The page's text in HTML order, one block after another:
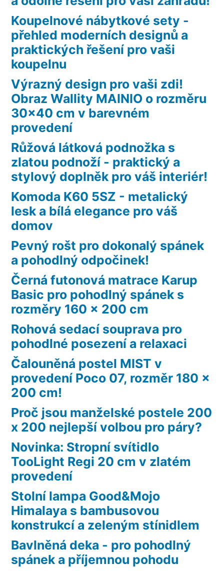
Koupelnové nábytkové sety -
přehled moderních designů a
praktických řešení pro vaši
koupelnu
Výrazný design pro vaši zdi!
Obraz Wallity MAINIO o rozměru
30×40 cm v barevném
provedení
Růžová látková podnožka s
zlatou podnoží - praktický a
stylový doplněk pro váš interiér!
Komoda K60 5SZ - metalický
lesk a bílá elegance pro váš
domov
Pevný rošt pro dokonalý spánek
a pohodlný odpočinek!
Černá futonová matrace Karup
Basic pro pohodlný spánek s
rozměry 160 x 200 cm
Rohová sedací souprava pro
pohodlné posezení a relaxaci
Čalouněná postel MIST v
provedení Poco 07, rozměr 180 x
200 cm!
Proč jsou manželské postele 200
x 200 nejlepší volbou pro páry?
Novinka: Stropní svítidlo
TooLight Regi 20 cm v zlatém
provedení
Stolní lampa Good&Mojo
Himalaya s bambusovou
konstrukcí a zeleným stínidlem
Bavlněná deka - pro pohodlný
spánek a příjemnou pohodu